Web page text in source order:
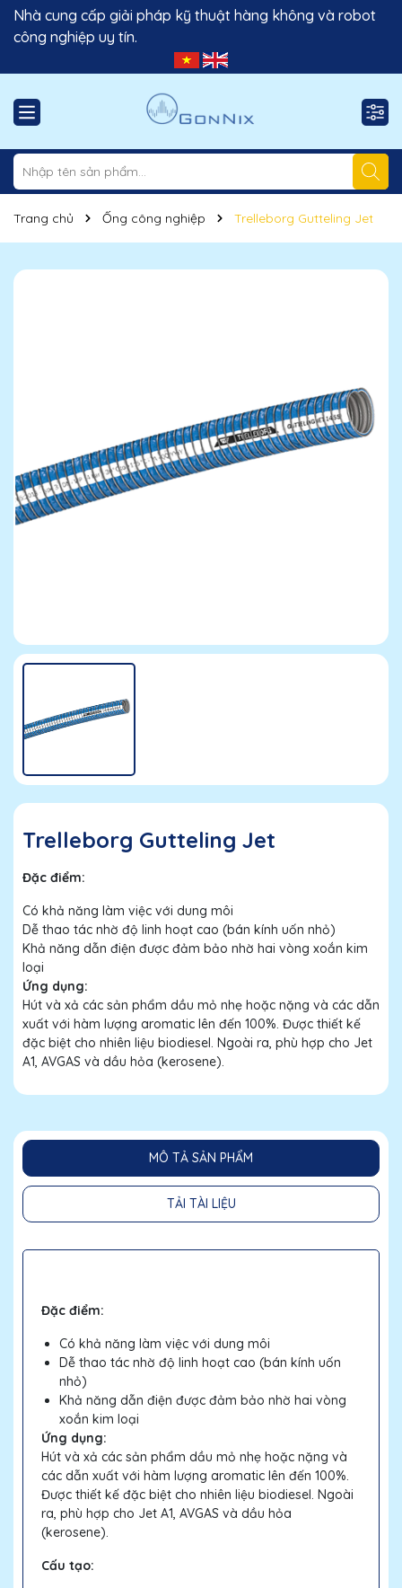
Nhà cung cấp giải pháp kỹ thuật hàng không và robot
công nghiệp uy tín.
Trang chủ Ống công nghiệp Trelleborg Gutteling Jet
Trelleborg Gutteling Jet
Đặc điểm:
Có khả năng làm việc với dung môi
Dễ thao tác nhờ độ linh hoạt cao (bán kính uốn nhỏ)
Khả năng dẫn điện được đảm bảo nhờ hai vòng xoắn kim
loại
Ứng dụng:
Hút và xả các sản phẩm dầu mỏ nhẹ hoặc nặng và các dẫn
xuất với hàm lượng aromatic lên đến 100%. Được thiết kế
đặc biệt cho nhiên liệu biodiesel. Ngoài ra, phù hợp cho Jet
A1, AVGAS và dầu hỏa (kerosene).
MÔ TẢ SẢN PHẨM
TẢI TÀI LIỆU
Đặc điểm:
Có khả năng làm việc với dung môi
Dễ thao tác nhờ độ linh hoạt cao (bán kính uốn
nhỏ)
Khả năng dẫn điện được đảm bảo nhờ hai vòng
xoắn kim loại
Ứng dụng:
Hút và xả các sản phẩm dầu mỏ nhẹ hoặc nặng và
các dẫn xuất với hàm lượng aromatic lên đến 100%.
Được thiết kế đặc biệt cho nhiên liệu biodiesel. Ngoài
ra, phù hợp cho Jet A1, AVGAS và dầu hỏa
(kerosene).
Cấu tạo: